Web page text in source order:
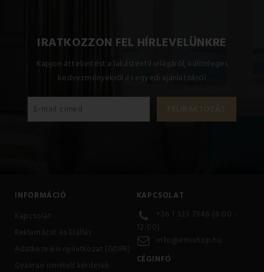
IRATKOZZON FEL HÍRLEVELÜNKRE
Kapjon áttekintést a lakástextil világáról, különleges
kedvezményekről és egyedi ajánlatokról
INFORMÁCIÓ
Kapcsolat
Reklamáció és Elállás
Adatkezelési nyilatkozat (GDPR)
Gyakran ismételt kérdések
KAPCSOLAT
+36 1 323 7346 (8:00 -
12:00)
info@emishop.hu
CÉGINFÓ